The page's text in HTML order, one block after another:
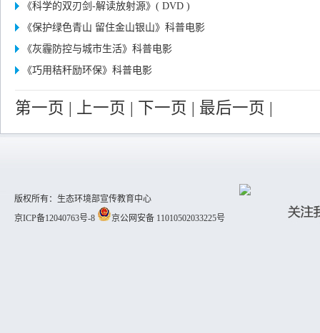
《科学的双刃剑-解读放射源》( DVD )
《保护绿色青山 留住金山银山》科普电影
《灰霾防控与城市生活》科普电影
《巧用秸秆励环保》科普电影
第一页 | 上一页 | 下一页 | 最后一页 |
版权所有：生态环境部宣传教育中心
京ICP备12040763号-8
京公网安备 11010502033225号